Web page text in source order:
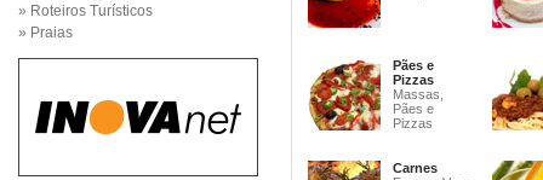
» Roteiros Turísticos
» Praias
Pães e
Pizzas
Massas,
Pães e
Pizzas
Carnes